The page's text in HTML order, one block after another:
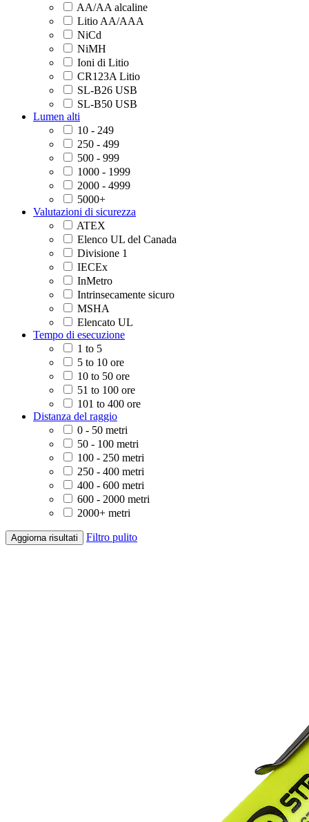
AA/AA alcaline
Litio AA/AAA
NiCd
NiMH
Ioni di Litio
CR123A Litio
SL-B26 USB
SL-B50 USB
Lumen alti
10 - 249
250 - 499
500 - 999
1000 - 1999
2000 - 4999
5000+
Valutazioni di sicurezza
ATEX
Elenco UL del Canada
Divisione 1
IECEx
InMetro
Intrinsecamente sicuro
MSHA
Elencato UL
Tempo di esecuzione
1 to 5
5 to 10 ore
10 to 50 ore
51 to 100 ore
101 to 400 ore
Distanza del raggio
0 - 50 metri
50 - 100 metri
100 - 250 metri
250 - 400 metri
400 - 600 metri
600 - 2000 metri
2000+ metri
Aggiorna risultati Filtro pulito